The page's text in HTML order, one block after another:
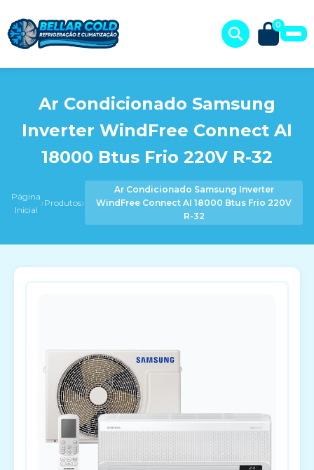
0
Ar Condicionado Samsung
Inverter WindFree Connect AI
18000 Btus Frio 220V R-32
Página
Inicial ›Produtos›
Ar Condicionado Samsung Inverter
WindFree Connect AI 18000 Btus Frio 220V
R-32